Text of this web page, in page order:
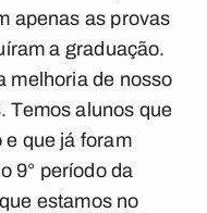
apenas as provas
a graduação.
melhoria de nosso
Temos alunos que
que já foram
9° período da
estamos no